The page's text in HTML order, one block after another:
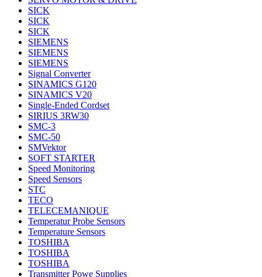
SICK
SICK
SICK
SIEMENS
SIEMENS
SIEMENS
Signal Converter
SINAMICS G120
SINAMICS V20
Single-Ended Cordset
SIRIUS 3RW30
SMC-3
SMC-50
SMVektor
SOFT STARTER
Speed Monitoring
Speed Sensors
STC
TECO
TELECEMANIQUE
Temperatur Probe Sensors
Temperature Sensors
TOSHIBA
TOSHIBA
TOSHIBA
Transmitter Powe Supplies